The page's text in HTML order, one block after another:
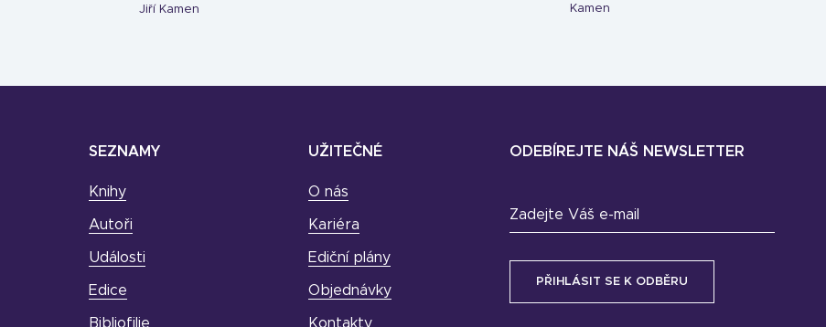
Jiří Kamen
Kamen
SEZNAMY
Knihy
Autoři
Události
Edice
Bibliofilie
UŽITEČNÉ
O nás
Kariéra
Ediční plány
Objednávky
Kontakty
ODEBÍREJTE NÁŠ NEWSLETTER
Zadejte Váš e-mail